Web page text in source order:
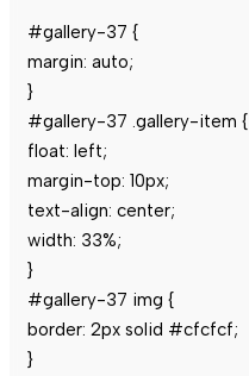
#gallery-37 {
margin: auto;
}
#gallery-37 .gallery-item {
float: left;
margin-top: 10px;
text-align: center;
width: 33%;
}
#gallery-37 img {
border: 2px solid #cfcfcf;
}